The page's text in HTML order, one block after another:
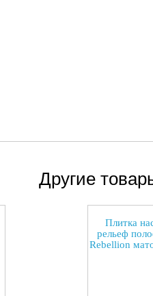
Другие
Плитка
рельеф
Rebellion